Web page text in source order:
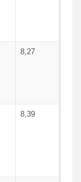
8,27
8,39